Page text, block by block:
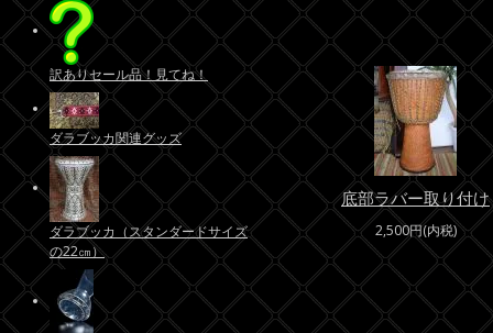
底部ラバー取り付け
2,500円(内税)
訳ありセール品！見てね！
ダラブッカ関連グッズ
ダラブッカ（スタンダードサイズ
の22㎝）